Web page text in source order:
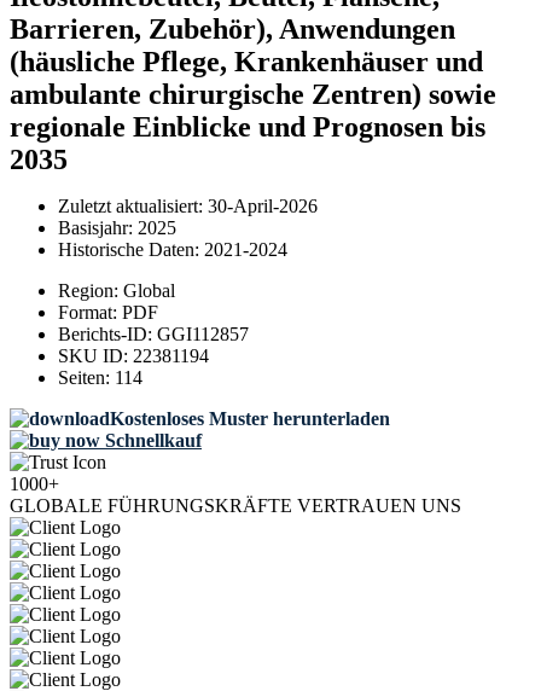
Barrieren, Zubehör), Anwendungen
(häusliche Pflege, Krankenhäuser und
ambulante chirurgische Zentren) sowie
regionale Einblicke und Prognosen bis
2035
Zuletzt aktualisiert: 30-April-2026
Basisjahr: 2025
Historische Daten: 2021-2024
Region: Global
Format: PDF
Berichts-ID: GGI112857
SKU ID: 22381194
Seiten: 114
Kostenloses Muster herunterladen
Schnellkauf
1000+
GLOBALE FÜHRUNGSKRÄFTE VERTRAUEN UNS